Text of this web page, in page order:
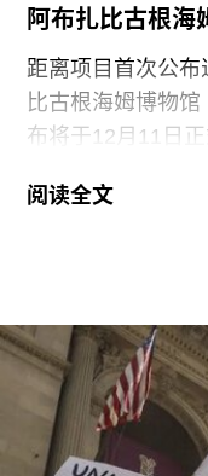
展厅等支出。辩方
定采用何种修复方
害，但这一论点
阿布扎比古根海
距离项目首次公
比古根海姆博物
布将于12月11日
主弗兰克·盖里（
阿布扎比古根海姆
成为古根海姆体
厅，室内展览面
十个雕塑般的锥
阅读全文